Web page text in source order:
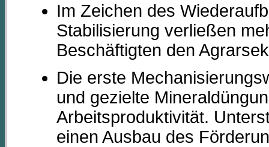
Im Zeichen des
Stabilisierung verließen
Beschäftigten den
Die erste
und gezielte
Arbeitsproduktivität.
einen Ausbau des